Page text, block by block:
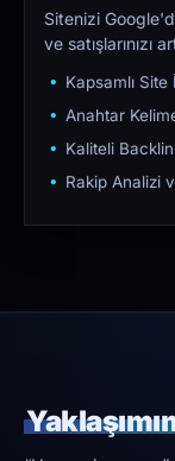
Sitenizi
ve satışlarınızı
Kapsamlı
Anahtar
Kaliteli
Rakip Analizi